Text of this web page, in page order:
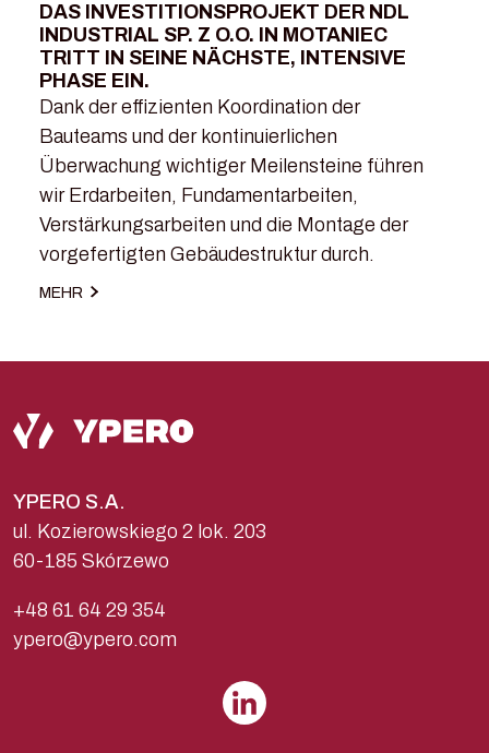
06.03.2026
DAS INVESTITIONSPROJEKT DER NDL
INDUSTRIAL SP. Z O.O. IN MOTANIEC
TRITT IN SEINE NÄCHSTE, INTENSIVE
PHASE EIN.
Dank der effizienten Koordination der
Bauteams und der kontinuierlichen
Überwachung wichtiger Meilensteine ​​führen
wir Erdarbeiten, Fundamentarbeiten,
Verstärkungsarbeiten und die Montage der
vorgefertigten Gebäudestruktur durch.
MEHR
YPERO S.A.
ul. Kozierowskiego 2 lok. 203
60-185 Skórzewo
+48 61 64 29 354
ypero@ypero.com